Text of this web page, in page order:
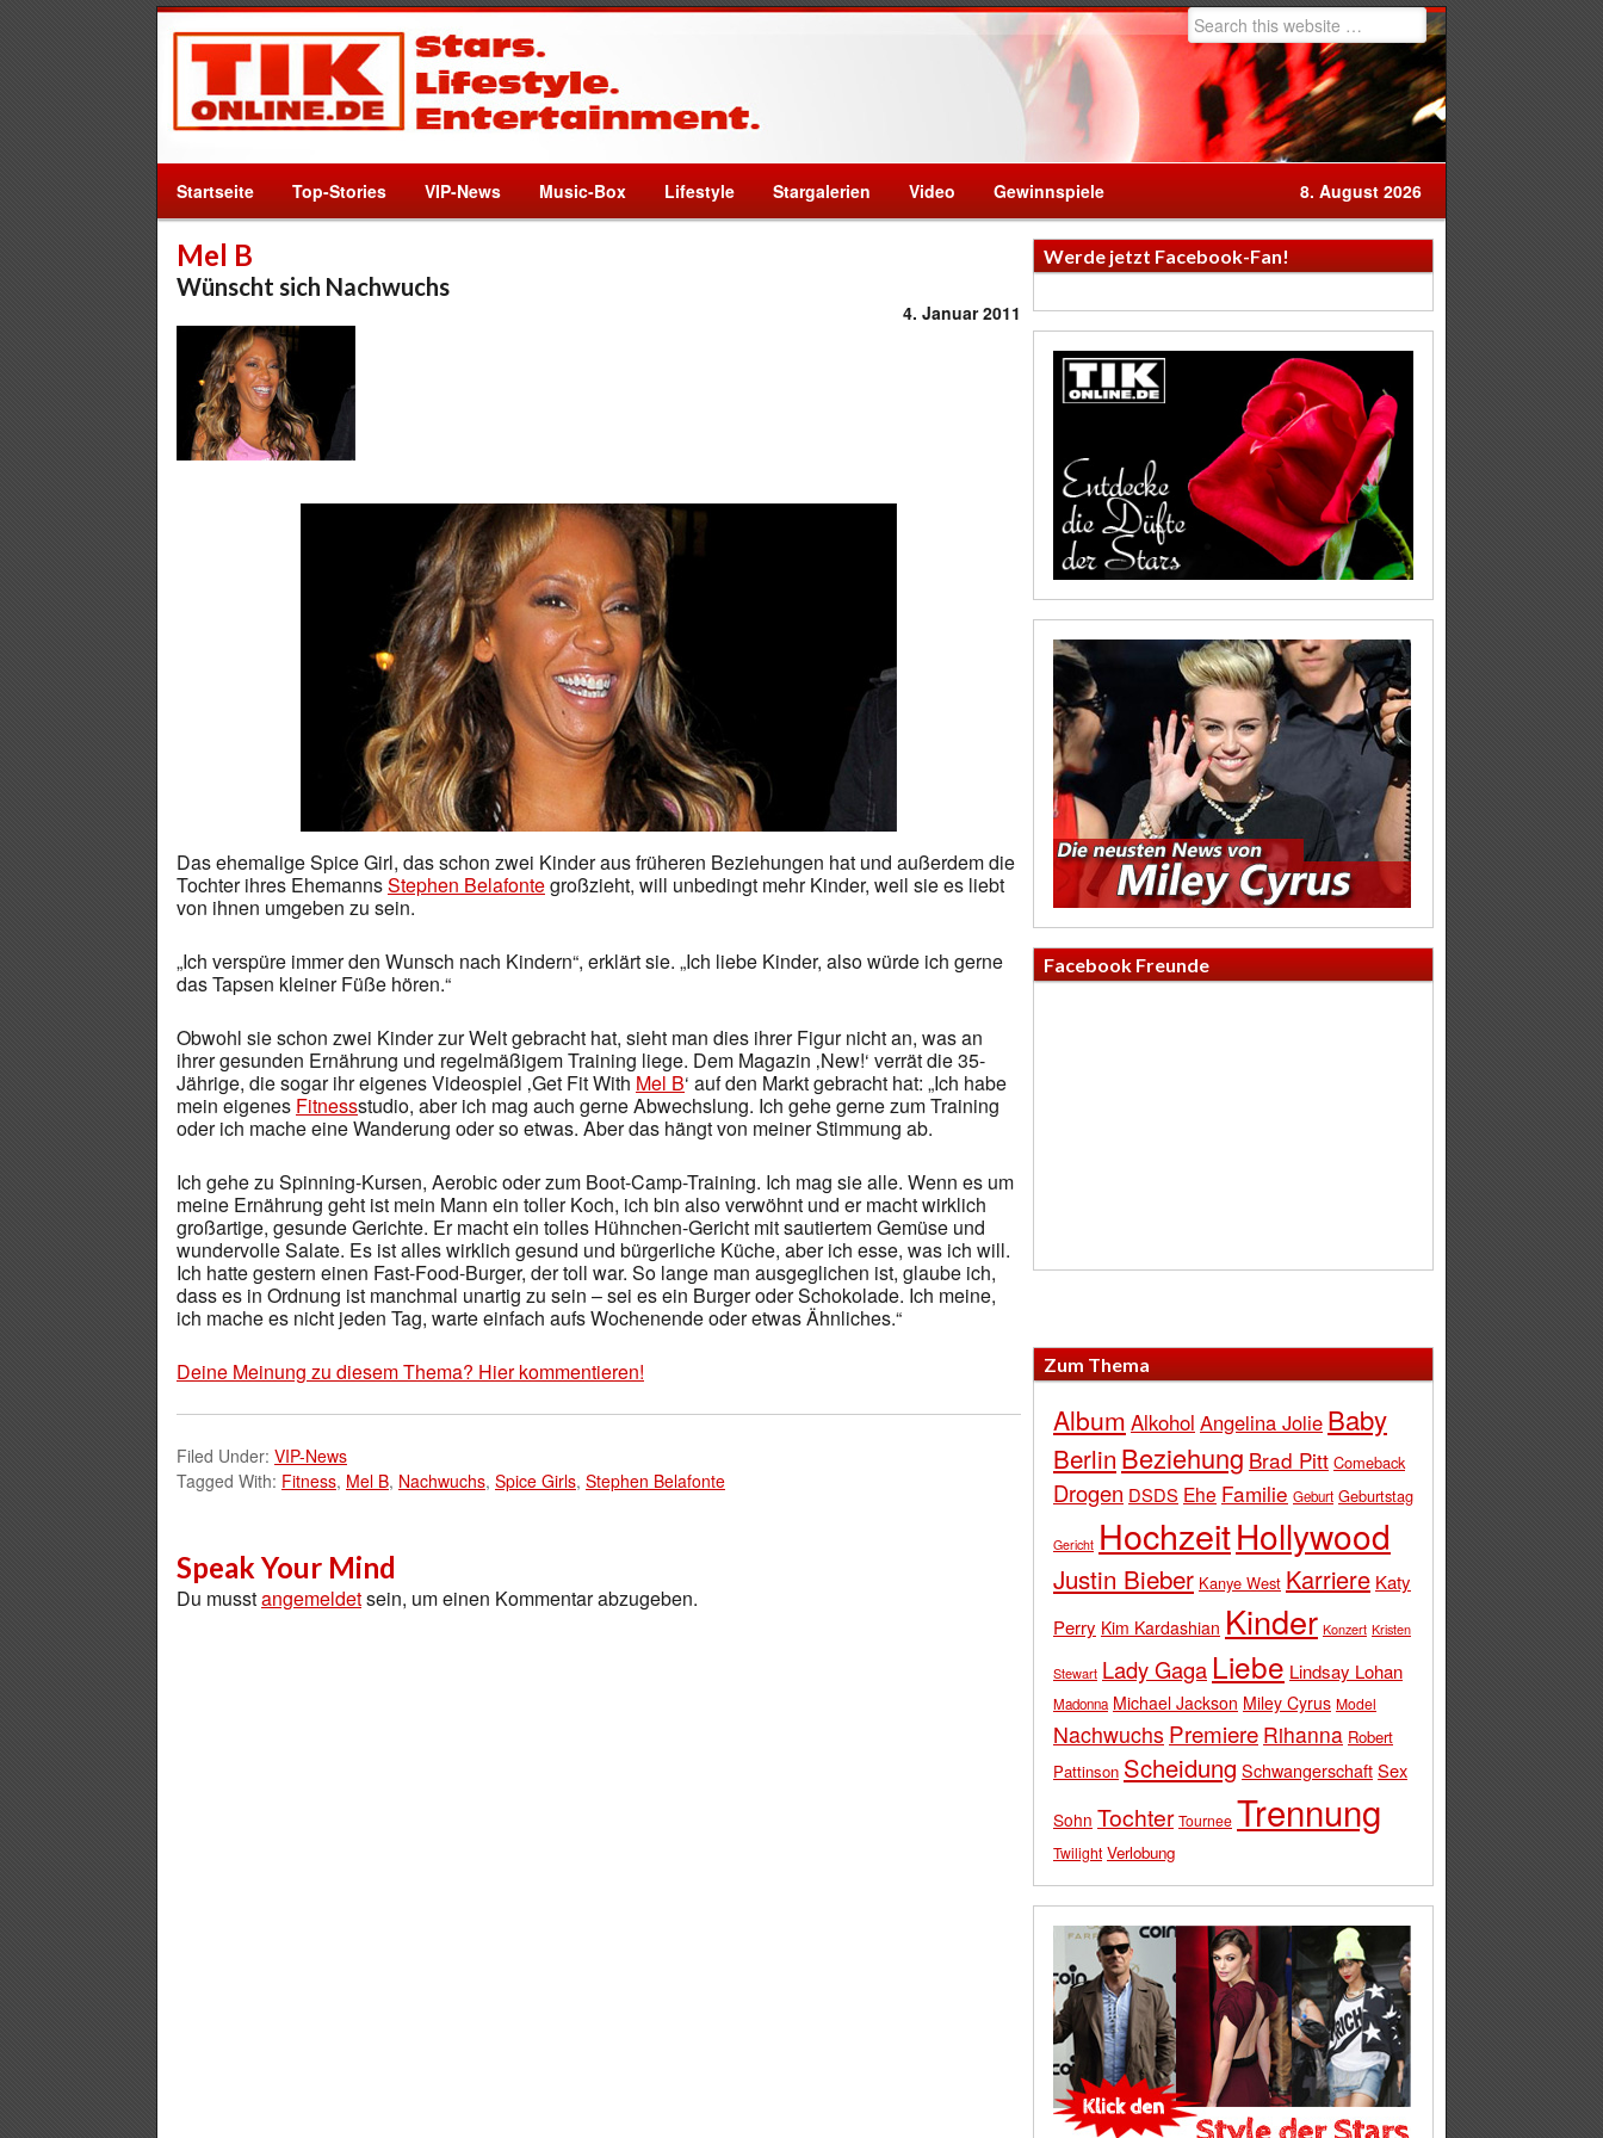
Startseite Top-Stories VIP-News Music-Box Lifestyle Stargalerien Video Gewinnspiele 8. August 2026
Mel B
Wünscht sich Nachwuchs
4. Januar 2011
Das ehemalige Spice Girl, das schon zwei Kinder aus früheren Beziehungen hat und außerdem die
Tochter ihres EhemannsStephen Belafontegroßzieht, will unbedingt mehr Kinder, weil sie es liebt
von ihnen umgeben zu sein.
„Ich verspüre immer den Wunsch nach Kindern“, erklärt sie. „Ich liebe Kinder, also würde ich gerne
das Tapsen kleiner Füße hören.“
Obwohl sie schon zwei Kinder zur Welt gebracht hat, sieht man dies ihrer Figur nicht an, was an
ihrer gesunden Ernährung und regelmäßigem Training liege. Dem Magazin ‚New!‘ verrät die 35-
Jährige, die sogar ihr eigenes Videospiel ‚Get Fit With Mel B‘ auf den Markt gebracht hat: „Ich habe
mein eigenes Fitnessstudio, aber ich mag auch gerne Abwechslung. Ich gehe gerne zum Training
oder ich mache eine Wanderung oder so etwas. Aber das hängt von meiner Stimmung ab.
Ich gehe zu Spinning-Kursen, Aerobic oder zum Boot-Camp-Training. Ich mag sie alle. Wenn es um
meine Ernährung geht ist mein Mann ein toller Koch, ich bin also verwöhnt und er macht wirklich
großartige, gesunde Gerichte. Er macht ein tolles Hühnchen-Gericht mit sautiertem Gemüse und
wundervolle Salate. Es ist alles wirklich gesund und bürgerliche Küche, aber ich esse, was ich will.
Ich hatte gestern einen Fast-Food-Burger, der toll war. So lange man ausgeglichen ist, glaube ich,
dass es in Ordnung ist manchmal unartig zu sein – sei es ein Burger oder Schokolade. Ich meine,
ich mache es nicht jeden Tag, warte einfach aufs Wochenende oder etwas Ähnliches.“
Deine Meinung zu diesem Thema? Hier kommentieren!
Filed Under: VIP-News
Tagged With: Fitness, Mel B, Nachwuchs, Spice Girls, Stephen Belafonte
Speak Your Mind
Du musstangemeldetsein, um einen Kommentar abzugeben.
Werde jetzt Facebook-Fan!
Facebook Freunde
Zum Thema
Album Alkohol Angelina Jolie Baby
Berlin Beziehung Brad Pitt Comeback
Drogen DSDS Ehe Familie Geburt Geburtstag
Gericht HochzeitHollywood
Justin Bieber Kanye West Karriere Katy
Perry Kim Kardashian Kinder Konzert Kristen
Stewart Lady Gaga Liebe Lindsay Lohan
Madonna Michael Jackson Miley Cyrus Model
Nachwuchs Premiere Rihanna Robert
Pattinson Scheidung SchwangerschaftSex
Sohn Tochter Tournee Trennung
Twilight Verlobung